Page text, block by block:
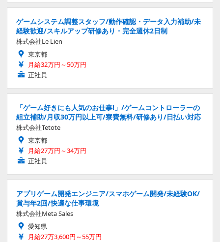
ゲームシステム調整スタッフ/動作確認・データ入力補助/未
経験歓迎/スキルアップ研修あり・完全週休2日制
株式会社Le Lien
東京都
月給32万円～50万円
正社員
「ゲーム好きにも人気のお仕事!」/ゲームコントローラーの
組立補助/月収30万円以上可/寮費無料/研修あり/日払い対応
株式会社Tetote
東京都
月給27万円～34万円
正社員
アプリゲーム開発エンジニア/スマホゲーム開発/未経験OK/
賞与年2回/快適な仕事環境
株式会社Meta Sales
愛知県
月給27万3,600円～55万円